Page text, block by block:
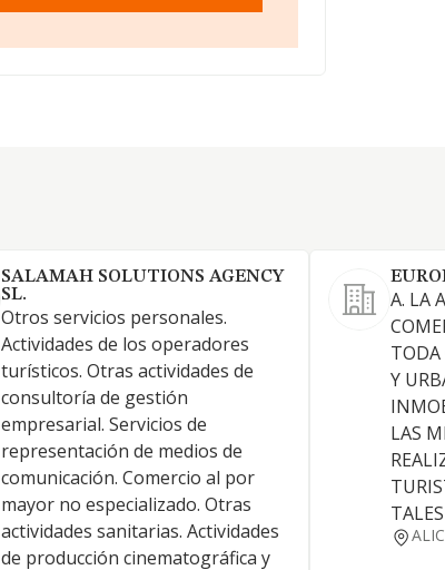
SALAMAH SOLUTIONS AGENCY
SL.
Otros servicios personales.
Actividades de los operadores
turísticos. Otras actividades de
consultoría de gestión
empresarial. Servicios de
representación de medios de
comunicación. Comercio al por
mayor no especializado. Otras
actividades sanitarias. Actividades
de producción cinematográfica y
A. LA
TODA
Y
LAS